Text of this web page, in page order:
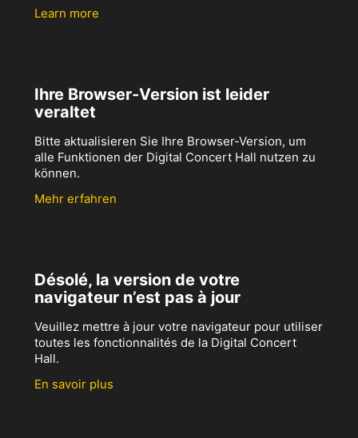
Learn more
Ihre Browser-Version ist leider
veraltet
Bitte aktualisieren Sie Ihre Browser-Version, um
alle Funktionen der Digital Concert Hall nutzen zu
können.
Mehr erfahren
Désolé, la version de votre
navigateur n’est pas à jour
Veuillez mettre à jour votre navigateur pour utiliser
toutes les fonctionnalités de la Digital Concert
Hall.
En savoir plus